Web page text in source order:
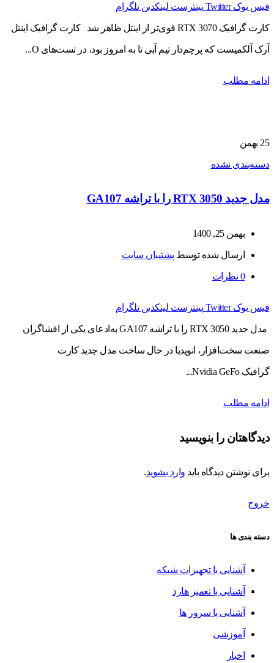
فیس بوک Twitter پینترست لینکدین تلگرام
کارت گرافیک RTX 3070 قوی‌تر از اینتل ظاهر شد کارت گرافیک اینتل
آرک آلکمیست که پرچم‌دار تیم آبی تا به امروز بود، در تست‌های O...
ادامه مطلب
25 بهمن
دسته‌بندی نشده
مدل جدید RTX 3050 را با تراشه GA107
بهمن 25, 1400
ارسال شده توسط پشتیبان سایت
0 نظرات
فیس بوک Twitter پینترست لینکدین تلگرام
مدل جدید RTX 3050 را با تراشه GA107 به‌ادعای یکی از افشاگران
صنعت سخت‌افزار، انویدیا در حال ساخت مدل جدید کارت
گرافیک Nvidia GeFo...
ادامه مطلب
دیدگاهتان را بنویسید
برای نوشتن دیدگاه باید وارد بشوید.
خروج
دسته بندی ها
آشنایی با تجهیزات شبکه
آشنایی با تعمیر هارد
آشنایی با سرور ها
آموزشی
اخبار